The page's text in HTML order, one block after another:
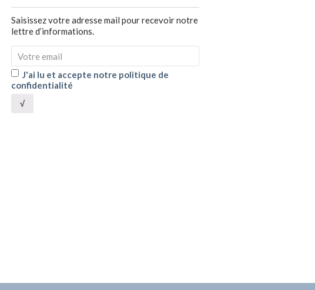
Saisissez votre adresse mail pour recevoir notre
lettre d’informations.
J'ai lu et accepte notre politique de
confidentialité
√